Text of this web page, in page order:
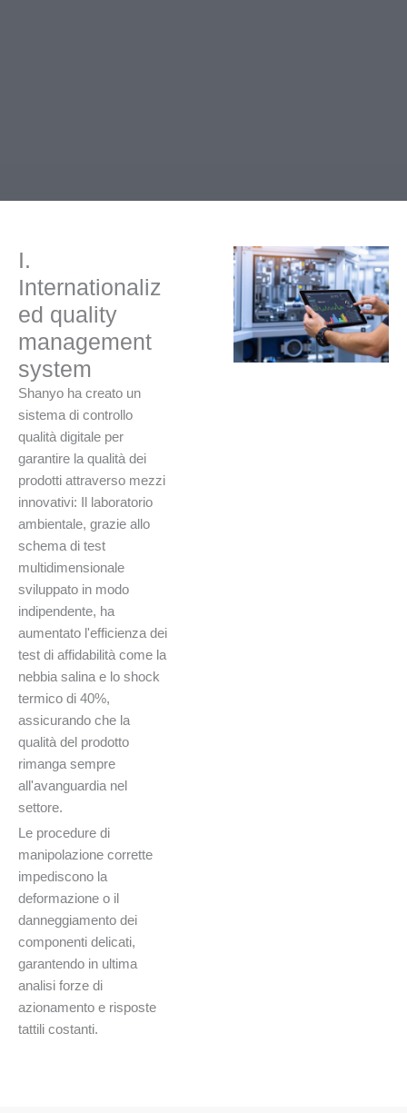
I.
Internationaliz
ed quality
management
system
Shanyo ha creato un
sistema di controllo
qualità digitale per
garantire la qualità dei
prodotti attraverso mezzi
innovativi: Il laboratorio
ambientale, grazie allo
schema di test
multidimensionale
sviluppato in modo
indipendente, ha
aumentato l'efficienza dei
test di affidabilità come la
nebbia salina e lo shock
termico di 40%,
assicurando che la
qualità del prodotto
rimanga sempre
all'avanguardia nel
settore.
Le procedure di
manipolazione corrette
impediscono la
deformazione o il
danneggiamento dei
componenti delicati,
garantendo in ultima
analisi forze di
azionamento e risposte
tattili costanti.